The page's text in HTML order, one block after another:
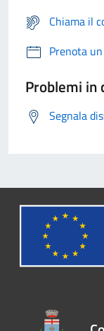
Chiama il
Prenota
Problemi in
Segnala